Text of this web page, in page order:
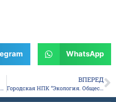
WhatsApp
ВПЕРЕД
Городская НПК “Экология. Общество. Библиотека”